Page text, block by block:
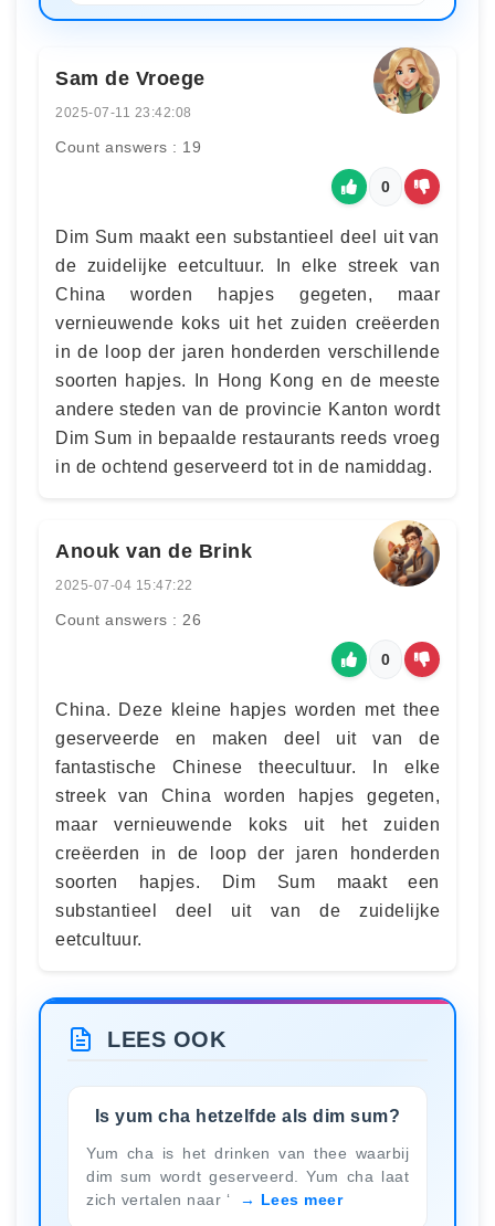
Sam de Vroege
2025-07-11 23:42:08
Count answers : 19
0
Dim Sum maakt een substantieel deel uit van
de zuidelijke eetcultuur. In elke streek van
China worden hapjes gegeten, maar
vernieuwende koks uit het zuiden creëerden
in de loop der jaren honderden verschillende
soorten hapjes. In Hong Kong en de meeste
andere steden van de provincie Kanton wordt
Dim Sum in bepaalde restaurants reeds vroeg
in de ochtend geserveerd tot in de namiddag.
Anouk van de Brink
2025-07-04 15:47:22
Count answers : 26
0
China. Deze kleine hapjes worden met thee
geserveerde en maken deel uit van de
fantastische Chinese theecultuur. In elke
streek van China worden hapjes gegeten,
maar vernieuwende koks uit het zuiden
creëerden in de loop der jaren honderden
soorten hapjes. Dim Sum maakt een
substantieel deel uit van de zuidelijke
eetcultuur.
LEES OOK
Is yum cha hetzelfde als dim sum?
Yum cha is het drinken van thee waarbij
dim sum wordt geserveerd. Yum cha laat
zich vertalen naar ‘
Lees meer